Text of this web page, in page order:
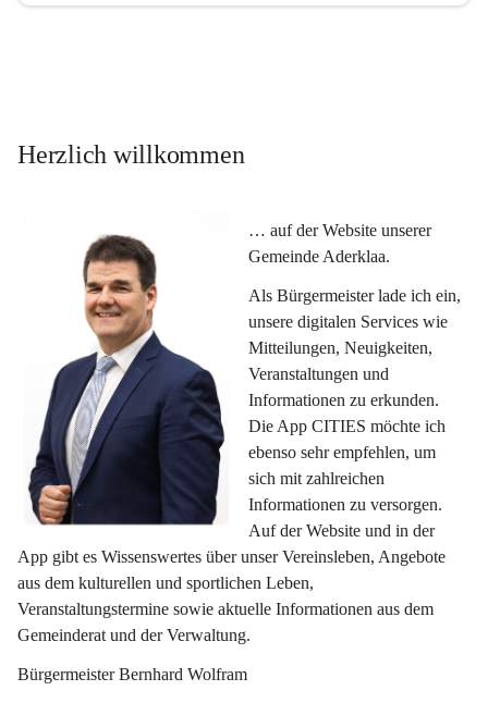
Herzlich willkommen
… auf der Website unserer
Gemeinde Aderklaa.
Als Bürgermeister lade ich ein,
unsere digitalen Services wie
Mitteilungen, Neuigkeiten,
Veranstaltungen und
Informationen zu erkunden.
Die App CITIES möchte ich
ebenso sehr empfehlen, um
sich mit zahlreichen
Informationen zu versorgen.
Auf der Website und in der
App gibt es Wissenswertes über unser Vereinsleben, Angebote
aus dem kulturellen und sportlichen Leben,
Veranstaltungstermine sowie aktuelle Informationen aus dem
Gemeinderat und der Verwaltung.
Bürgermeister Bernhard Wolfram